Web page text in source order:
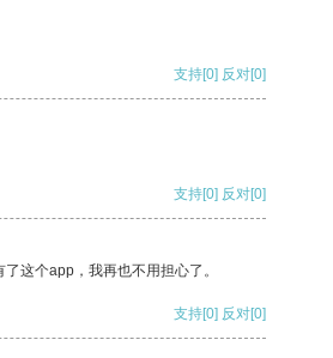
支持[0] 反对[0]
支持[0] 反对[0]
这个app，我再也不用担心了。
支持[0] 反对[0]